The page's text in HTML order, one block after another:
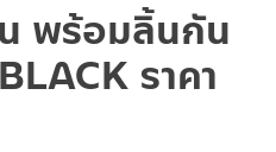
พร้อมลิ้นกัน
ราคา